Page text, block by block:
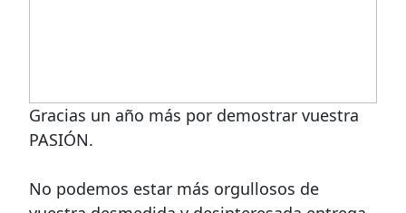
Gracias un año más por demostrar vuestra
PASIÓN.
No podemos estar más orgullosos de